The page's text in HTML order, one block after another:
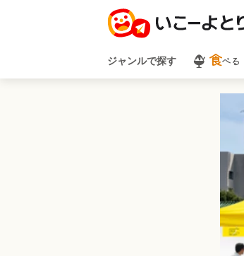
ジャンルで探す 食べる